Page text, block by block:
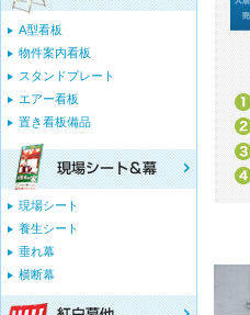
A型看板
物件案内看板
スタンドプレート
エアー看板
置き看板備品
現場シート
養生シート
垂れ幕
横断幕